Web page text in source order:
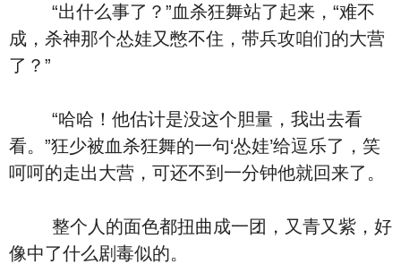
“出什么事了？”血杀狂舞站了起来，“难不
成，杀神那个怂娃又憋不住，带兵攻咱们的大营
了？”
“哈哈！他估计是没这个胆量，我出去看
看。”狂少被血杀狂舞的一句‘怂娃’给逗乐了，笑
呵呵的走出大营，可还不到一分钟他就回来了。
整个人的面色都扭曲成一团，又青又紫，好
像中了什么剧毒似的。